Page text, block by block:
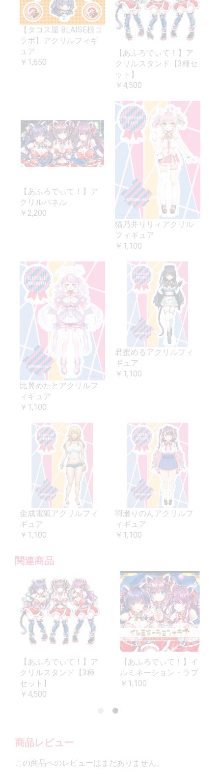
【タコス屋 BLAISE様コ
ラボ】アクリルフィギ
ュア
￥1,650
【あふろでぃて！】ア
クリルスタンド【3種セ
ット】
￥4,500
【あふろでぃて！】ア
クリルパネル
￥2,200
猫乃井リリィアクリル
フィギュア
￥1,100
比翼めたとアクリルフ
ィギュア
￥1,100
君蜜めるアクリルフィ
ギュア
￥1,100
金成電狐アクリルフィ
ギュア
￥1,100
羽瀬りのんアクリルフ
ィギュア
￥1,100
関連商品
【あふろでぃて！】ア
クリルスタンド【3種
セット】
￥4,500
【あふろでぃて！】イ
ルミネーション・ラブ
￥1,100
商品レビュー
この商品へのレビューはまだありません。